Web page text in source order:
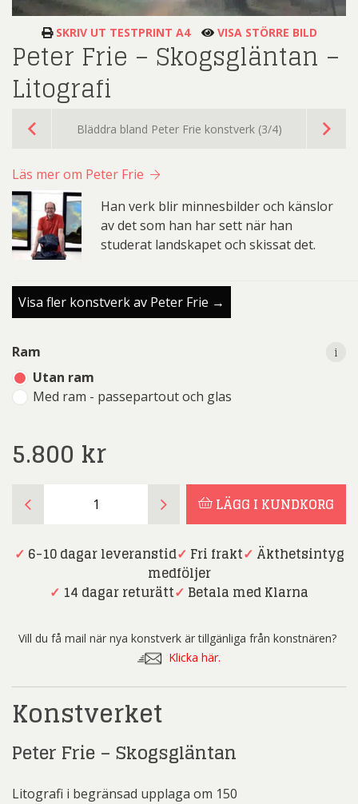
SKRIV UT TESTPRINT A4 VISA STÖRRE BILD
Peter Frie – Skogsgläntan –
Litografi
Bläddra bland Peter Frie konstverk (3/4)
Läs mer om Peter Frie
Han verk blir minnesbilder och känslor
av det som han har sett när han
studerat landskapet och skissat det.
Visa fler konstverk av Peter Frie →
Ram
Utan ram
Med ram - passepartout och glas
i
5.800 kr
i
Frie
Skogsgläntan
Litografi
LÄGG I KUNDKORG
✓ 6-10 dagar leveranstid✓ Fri frakt✓ Äkthetsintyg
medföljer
✓ 14 dagar returätt✓ Betala med Klarna
Vill du få mail när nya konstverk är tillgänliga från konstnären?
Klicka här.
Konstverket
Peter Frie – Skogsgläntan
Litografi i begränsad upplaga om 150